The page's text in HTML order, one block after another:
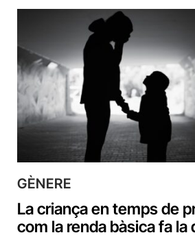
GÈNERE
La criança en temps de
com la renda bàsica fa la